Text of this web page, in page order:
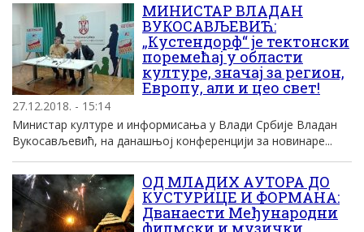
МИНИСТАР ВЛАДАН
ВУКОСАВЉЕВИЋ:
„Кустендорф“ је тектонски
поремећај у области
културе, значај за регион,
Европу, али и цео свет!
27.12.2018. - 15:14
Министар културе и информисања у Влади Србије Владан
Вукосављевић, на данашњој конференцији за новинаре...
ОД МЛАДИХ АУТОРА ДО
КУСТУРИЦЕ И ФОРМАНА:
Дванаести Међународни
филмски и музички